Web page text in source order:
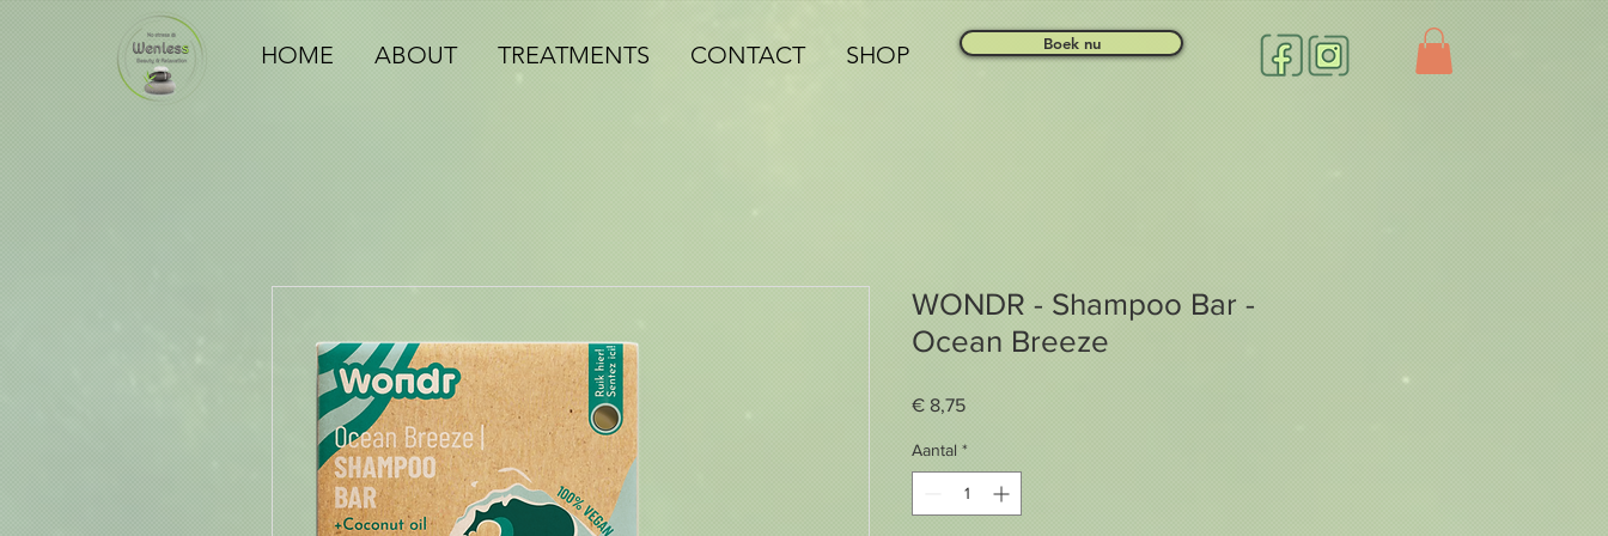
HOME ABOUT TREATMENTS CONTACT SHOP Boek nu
WONDR - Shampoo Bar -
Ocean Breeze
€ 8,75Prijs
Aantal *